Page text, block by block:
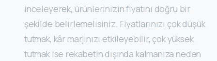
inceleyerek, ürünlerinizin fiyatını doğru bir
şekilde belirlemelisiniz. Fiyatlarınızı çok düşük
tutmak, kâr marjınızı etkileyebilir, çok yüksek
tutmak ise rekabetin dışında kalmanıza neden